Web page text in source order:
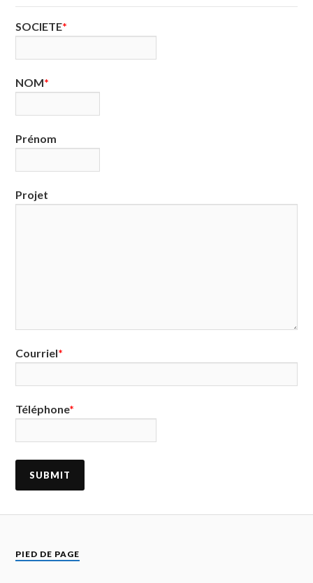
SOCIETE
NOM
Prénom
Projet
Courriel
Téléphone
PIED DE PAGE